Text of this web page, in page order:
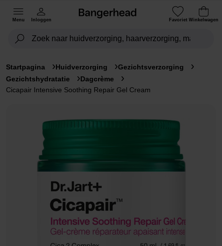
Menu Inloggen Favoriet Winkelwagen
Startpagina Huidverzorging
Gezichtsverzorging
Gezichtshydratatie
Dagcrème
Cicapair Intensive Soothing Repair Gel Cream